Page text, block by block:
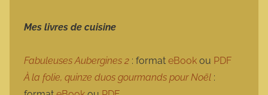
Mes livres de cuisine
Fabuleuses Aubergines 2 : format eBook ou PDF
À la folie, quinze duos gourmands pour Noël :